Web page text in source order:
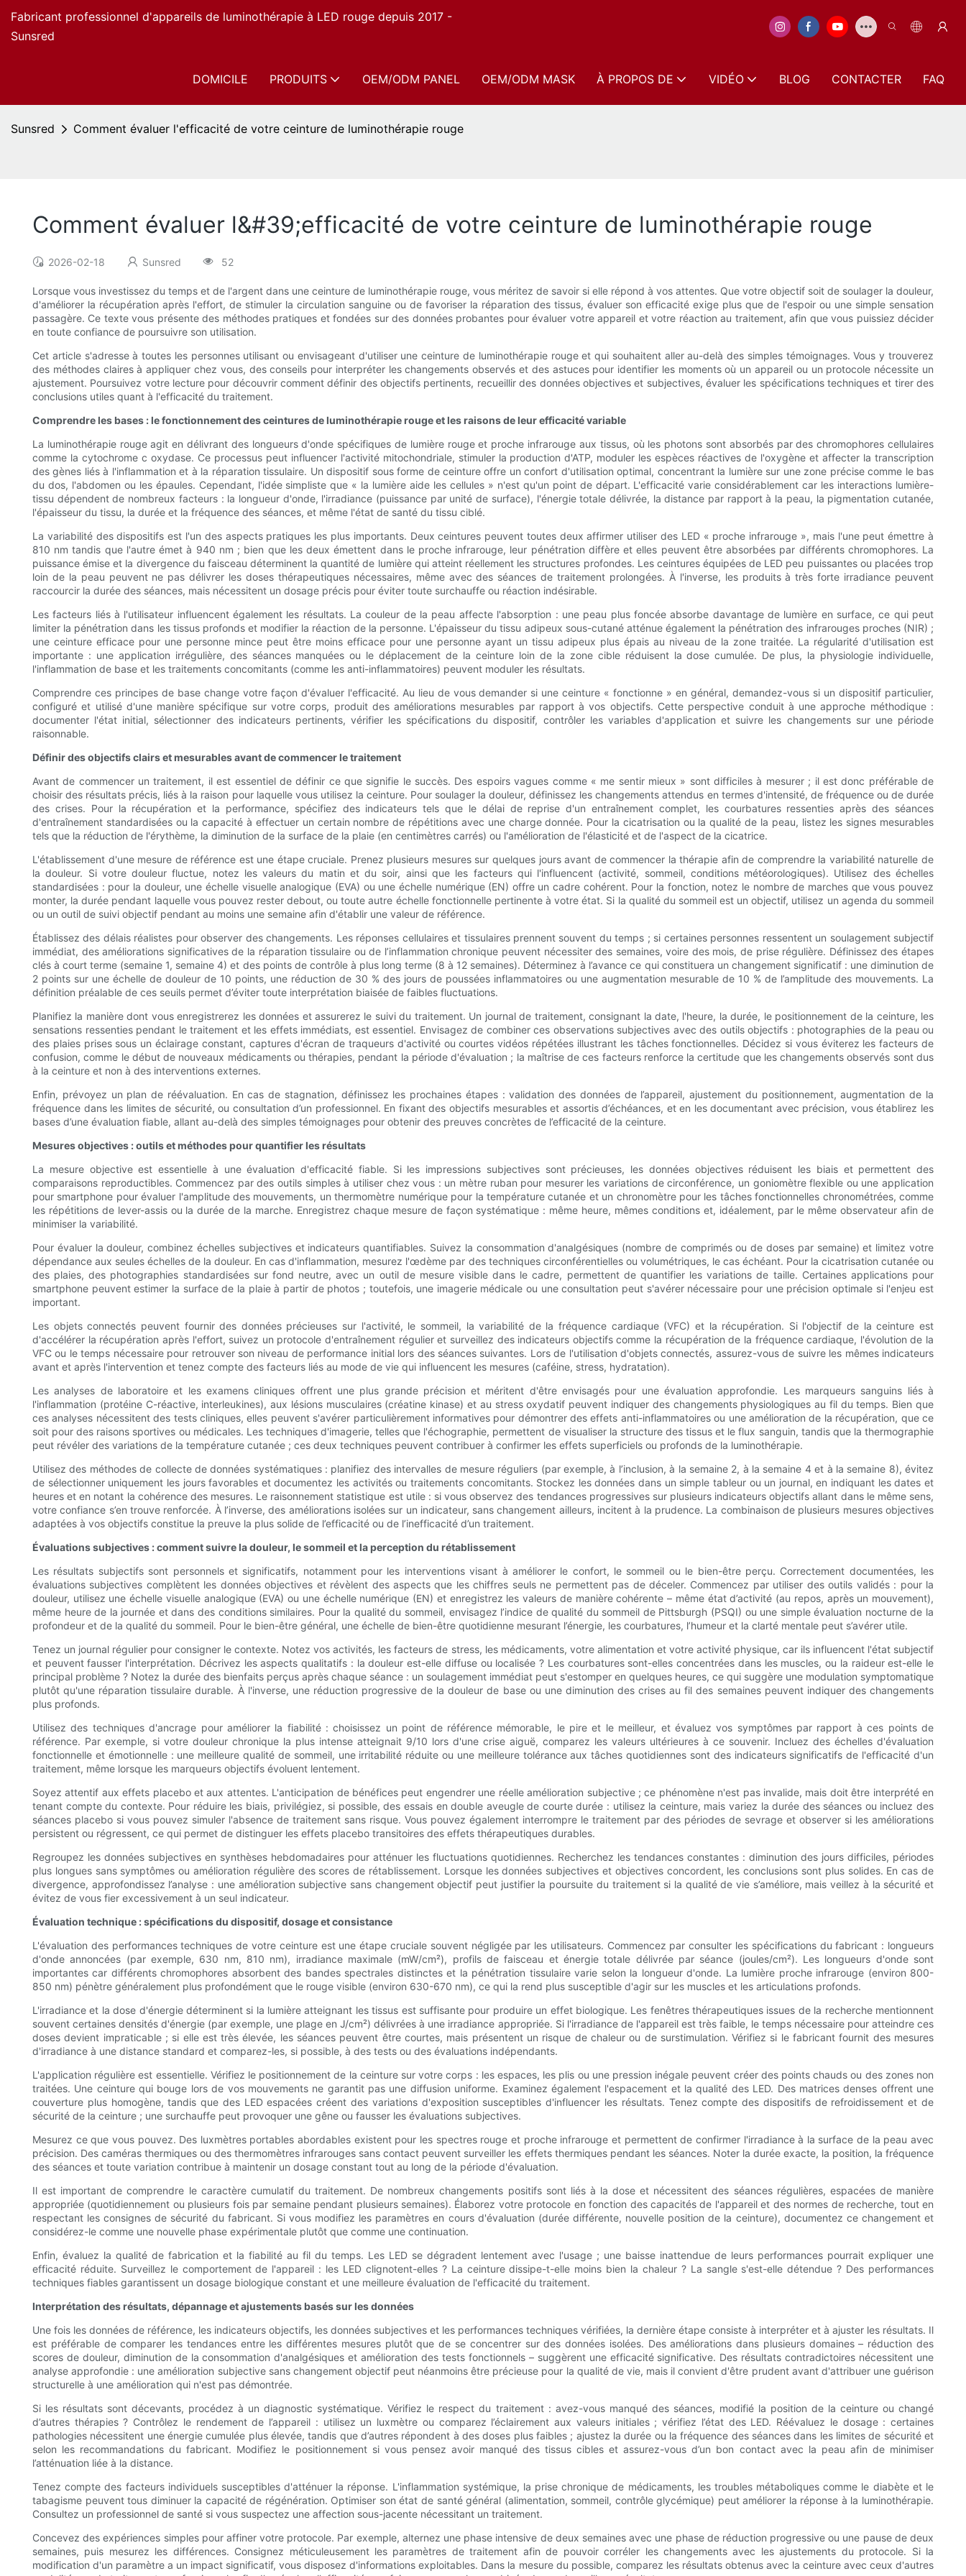
Fabricant professionnel d'appareils de luminothérapie à LED rouge depuis 2017 -
Sunsred
DOMICILE PRODUITS OEM/ODM PANEL OEM/ODM MASK À PROPOS DE VIDÉO BLOG CONTACTER FAQ
Sunsred Comment évaluer l'efficacité de votre ceinture de luminothérapie rouge
Comment évaluer l&#39;efficacité de votre ceinture de luminothérapie rouge
2026-02-18 Sunsred 52
Lorsque vous investissez du temps et de l'argent dans une ceinture de luminothérapie rouge, vous méritez de savoir si elle répond à vos attentes. Que votre objectif soit de soulager la douleur,
d'améliorer la récupération après l'effort, de stimuler la circulation sanguine ou de favoriser la réparation des tissus, évaluer son efficacité exige plus que de l'espoir ou une simple sensation
passagère. Ce texte vous présente des méthodes pratiques et fondées sur des données probantes pour évaluer votre appareil et votre réaction au traitement, afin que vous puissiez décider
en toute confiance de poursuivre son utilisation.
Cet article s'adresse à toutes les personnes utilisant ou envisageant d'utiliser une ceinture de luminothérapie rouge et qui souhaitent aller au-delà des simples témoignages. Vous y trouverez
des méthodes claires à appliquer chez vous, des conseils pour interpréter les changements observés et des astuces pour identifier les moments où un appareil ou un protocole nécessite un
ajustement. Poursuivez votre lecture pour découvrir comment définir des objectifs pertinents, recueillir des données objectives et subjectives, évaluer les spécifications techniques et tirer des
conclusions utiles quant à l'efficacité du traitement.
Comprendre les bases : le fonctionnement des ceintures de luminothérapie rouge et les raisons de leur efficacité variable
La luminothérapie rouge agit en délivrant des longueurs d'onde spécifiques de lumière rouge et proche infrarouge aux tissus, où les photons sont absorbés par des chromophores cellulaires
comme la cytochrome c oxydase. Ce processus peut influencer l'activité mitochondriale, stimuler la production d'ATP, moduler les espèces réactives de l'oxygène et affecter la transcription
des gènes liés à l'inflammation et à la réparation tissulaire. Un dispositif sous forme de ceinture offre un confort d'utilisation optimal, concentrant la lumière sur une zone précise comme le bas
du dos, l'abdomen ou les épaules. Cependant, l'idée simpliste que « la lumière aide les cellules » n'est qu'un point de départ. L'efficacité varie considérablement car les interactions lumière-
tissu dépendent de nombreux facteurs : la longueur d'onde, l'irradiance (puissance par unité de surface), l'énergie totale délivrée, la distance par rapport à la peau, la pigmentation cutanée,
l'épaisseur du tissu, la durée et la fréquence des séances, et même l'état de santé du tissu ciblé.
La variabilité des dispositifs est l'un des aspects pratiques les plus importants. Deux ceintures peuvent toutes deux affirmer utiliser des LED « proche infrarouge », mais l'une peut émettre à
810 nm tandis que l'autre émet à 940 nm ; bien que les deux émettent dans le proche infrarouge, leur pénétration diffère et elles peuvent être absorbées par différents chromophores. La
puissance émise et la divergence du faisceau déterminent la quantité de lumière qui atteint réellement les structures profondes. Les ceintures équipées de LED peu puissantes ou placées trop
loin de la peau peuvent ne pas délivrer les doses thérapeutiques nécessaires, même avec des séances de traitement prolongées. À l'inverse, les produits à très forte irradiance peuvent
raccourcir la durée des séances, mais nécessitent un dosage précis pour éviter toute surchauffe ou réaction indésirable.
Les facteurs liés à l'utilisateur influencent également les résultats. La couleur de la peau affecte l'absorption : une peau plus foncée absorbe davantage de lumière en surface, ce qui peut
limiter la pénétration dans les tissus profonds et modifier la réaction de la personne. L'épaisseur du tissu adipeux sous-cutané atténue également la pénétration des infrarouges proches (NIR) ;
une ceinture efficace pour une personne mince peut être moins efficace pour une personne ayant un tissu adipeux plus épais au niveau de la zone traitée. La régularité d'utilisation est
importante : une application irrégulière, des séances manquées ou le déplacement de la ceinture loin de la zone cible réduisent la dose cumulée. De plus, la physiologie individuelle,
l'inflammation de base et les traitements concomitants (comme les anti-inflammatoires) peuvent moduler les résultats.
Comprendre ces principes de base change votre façon d'évaluer l'efficacité. Au lieu de vous demander si une ceinture « fonctionne » en général, demandez-vous si un dispositif particulier,
configuré et utilisé d'une manière spécifique sur votre corps, produit des améliorations mesurables par rapport à vos objectifs. Cette perspective conduit à une approche méthodique :
documenter l'état initial, sélectionner des indicateurs pertinents, vérifier les spécifications du dispositif, contrôler les variables d'application et suivre les changements sur une période
raisonnable.
Définir des objectifs clairs et mesurables avant de commencer le traitement
Avant de commencer un traitement, il est essentiel de définir ce que signifie le succès. Des espoirs vagues comme « me sentir mieux » sont difficiles à mesurer ; il est donc préférable de
choisir des résultats précis, liés à la raison pour laquelle vous utilisez la ceinture. Pour soulager la douleur, définissez les changements attendus en termes d'intensité, de fréquence ou de durée
des crises. Pour la récupération et la performance, spécifiez des indicateurs tels que le délai de reprise d'un entraînement complet, les courbatures ressenties après des séances
d'entraînement standardisées ou la capacité à effectuer un certain nombre de répétitions avec une charge donnée. Pour la cicatrisation ou la qualité de la peau, listez les signes mesurables
tels que la réduction de l'érythème, la diminution de la surface de la plaie (en centimètres carrés) ou l'amélioration de l'élasticité et de l'aspect de la cicatrice.
L'établissement d'une mesure de référence est une étape cruciale. Prenez plusieurs mesures sur quelques jours avant de commencer la thérapie afin de comprendre la variabilité naturelle de
la douleur. Si votre douleur fluctue, notez les valeurs du matin et du soir, ainsi que les facteurs qui l'influencent (activité, sommeil, conditions météorologiques). Utilisez des échelles
standardisées : pour la douleur, une échelle visuelle analogique (EVA) ou une échelle numérique (EN) offre un cadre cohérent. Pour la fonction, notez le nombre de marches que vous pouvez
monter, la durée pendant laquelle vous pouvez rester debout, ou toute autre échelle fonctionnelle pertinente à votre état. Si la qualité du sommeil est un objectif, utilisez un agenda du sommeil
ou un outil de suivi objectif pendant au moins une semaine afin d'établir une valeur de référence.
Établissez des délais réalistes pour observer des changements. Les réponses cellulaires et tissulaires prennent souvent du temps ; si certaines personnes ressentent un soulagement subjectif
immédiat, des améliorations significatives de la réparation tissulaire ou de l’inflammation chronique peuvent nécessiter des semaines, voire des mois, de prise régulière. Définissez des étapes
clés à court terme (semaine 1, semaine 4) et des points de contrôle à plus long terme (8 à 12 semaines). Déterminez à l’avance ce qui constituera un changement significatif : une diminution de
2 points sur une échelle de douleur de 10 points, une réduction de 30 % des jours de poussées inflammatoires ou une augmentation mesurable de 10 % de l’amplitude des mouvements. La
définition préalable de ces seuils permet d’éviter toute interprétation biaisée de faibles fluctuations.
Planifiez la manière dont vous enregistrerez les données et assurerez le suivi du traitement. Un journal de traitement, consignant la date, l'heure, la durée, le positionnement de la ceinture, les
sensations ressenties pendant le traitement et les effets immédiats, est essentiel. Envisagez de combiner ces observations subjectives avec des outils objectifs : photographies de la peau ou
des plaies prises sous un éclairage constant, captures d'écran de traqueurs d'activité ou courtes vidéos répétées illustrant les tâches fonctionnelles. Décidez si vous éviterez les facteurs de
confusion, comme le début de nouveaux médicaments ou thérapies, pendant la période d'évaluation ; la maîtrise de ces facteurs renforce la certitude que les changements observés sont dus
à la ceinture et non à des interventions externes.
Enfin, prévoyez un plan de réévaluation. En cas de stagnation, définissez les prochaines étapes : validation des données de l’appareil, ajustement du positionnement, augmentation de la
fréquence dans les limites de sécurité, ou consultation d’un professionnel. En fixant des objectifs mesurables et assortis d’échéances, et en les documentant avec précision, vous établirez les
bases d’une évaluation fiable, allant au-delà des simples témoignages pour obtenir des preuves concrètes de l’efficacité de la ceinture.
Mesures objectives : outils et méthodes pour quantifier les résultats
La mesure objective est essentielle à une évaluation d'efficacité fiable. Si les impressions subjectives sont précieuses, les données objectives réduisent les biais et permettent des
comparaisons reproductibles. Commencez par des outils simples à utiliser chez vous : un mètre ruban pour mesurer les variations de circonférence, un goniomètre flexible ou une application
pour smartphone pour évaluer l'amplitude des mouvements, un thermomètre numérique pour la température cutanée et un chronomètre pour les tâches fonctionnelles chronométrées, comme
les répétitions de lever-assis ou la durée de la marche. Enregistrez chaque mesure de façon systématique : même heure, mêmes conditions et, idéalement, par le même observateur afin de
minimiser la variabilité.
Pour évaluer la douleur, combinez échelles subjectives et indicateurs quantifiables. Suivez la consommation d'analgésiques (nombre de comprimés ou de doses par semaine) et limitez votre
dépendance aux seules échelles de la douleur. En cas d'inflammation, mesurez l'œdème par des techniques circonférentielles ou volumétriques, le cas échéant. Pour la cicatrisation cutanée ou
des plaies, des photographies standardisées sur fond neutre, avec un outil de mesure visible dans le cadre, permettent de quantifier les variations de taille. Certaines applications pour
smartphone peuvent estimer la surface de la plaie à partir de photos ; toutefois, une imagerie médicale ou une consultation peut s'avérer nécessaire pour une précision optimale si l'enjeu est
important.
Les objets connectés peuvent fournir des données précieuses sur l'activité, le sommeil, la variabilité de la fréquence cardiaque (VFC) et la récupération. Si l'objectif de la ceinture est
d'accélérer la récupération après l'effort, suivez un protocole d'entraînement régulier et surveillez des indicateurs objectifs comme la récupération de la fréquence cardiaque, l'évolution de la
VFC ou le temps nécessaire pour retrouver son niveau de performance initial lors des séances suivantes. Lors de l'utilisation d'objets connectés, assurez-vous de suivre les mêmes indicateurs
avant et après l'intervention et tenez compte des facteurs liés au mode de vie qui influencent les mesures (caféine, stress, hydratation).
Les analyses de laboratoire et les examens cliniques offrent une plus grande précision et méritent d'être envisagés pour une évaluation approfondie. Les marqueurs sanguins liés à
l'inflammation (protéine C-réactive, interleukines), aux lésions musculaires (créatine kinase) et au stress oxydatif peuvent indiquer des changements physiologiques au fil du temps. Bien que
ces analyses nécessitent des tests cliniques, elles peuvent s'avérer particulièrement informatives pour démontrer des effets anti-inflammatoires ou une amélioration de la récupération, que ce
soit pour des raisons sportives ou médicales. Les techniques d'imagerie, telles que l'échographie, permettent de visualiser la structure des tissus et le flux sanguin, tandis que la thermographie
peut révéler des variations de la température cutanée ; ces deux techniques peuvent contribuer à confirmer les effets superficiels ou profonds de la luminothérapie.
Utilisez des méthodes de collecte de données systématiques : planifiez des intervalles de mesure réguliers (par exemple, à l’inclusion, à la semaine 2, à la semaine 4 et à la semaine 8), évitez
de sélectionner uniquement les jours favorables et documentez les activités ou traitements concomitants. Stockez les données dans un simple tableur ou un journal, en indiquant les dates et
heures et en notant la cohérence des mesures. Le raisonnement statistique est utile : si vous observez des tendances progressives sur plusieurs indicateurs objectifs allant dans le même sens,
votre confiance s’en trouve renforcée. À l’inverse, des améliorations isolées sur un indicateur, sans changement ailleurs, incitent à la prudence. La combinaison de plusieurs mesures objectives
adaptées à vos objectifs constitue la preuve la plus solide de l’efficacité ou de l’inefficacité d’un traitement.
Évaluations subjectives : comment suivre la douleur, le sommeil et la perception du rétablissement
Les résultats subjectifs sont personnels et significatifs, notamment pour les interventions visant à améliorer le confort, le sommeil ou le bien-être perçu. Correctement documentées, les
évaluations subjectives complètent les données objectives et révèlent des aspects que les chiffres seuls ne permettent pas de déceler. Commencez par utiliser des outils validés : pour la
douleur, utilisez une échelle visuelle analogique (EVA) ou une échelle numérique (EN) et enregistrez les valeurs de manière cohérente – même état d’activité (au repos, après un mouvement),
même heure de la journée et dans des conditions similaires. Pour la qualité du sommeil, envisagez l’indice de qualité du sommeil de Pittsburgh (PSQI) ou une simple évaluation nocturne de la
profondeur et de la qualité du sommeil. Pour le bien-être général, une échelle de bien-être quotidienne mesurant l’énergie, les courbatures, l’humeur et la clarté mentale peut s’avérer utile.
Tenez un journal régulier pour consigner le contexte. Notez vos activités, les facteurs de stress, les médicaments, votre alimentation et votre activité physique, car ils influencent l'état subjectif
et peuvent fausser l'interprétation. Décrivez les aspects qualitatifs : la douleur est-elle diffuse ou localisée ? Les courbatures sont-elles concentrées dans les muscles, ou la raideur est-elle le
principal problème ? Notez la durée des bienfaits perçus après chaque séance : un soulagement immédiat peut s'estomper en quelques heures, ce qui suggère une modulation symptomatique
plutôt qu'une réparation tissulaire durable. À l'inverse, une réduction progressive de la douleur de base ou une diminution des crises au fil des semaines peuvent indiquer des changements
plus profonds.
Utilisez des techniques d'ancrage pour améliorer la fiabilité : choisissez un point de référence mémorable, le pire et le meilleur, et évaluez vos symptômes par rapport à ces points de
référence. Par exemple, si votre douleur chronique la plus intense atteignait 9/10 lors d'une crise aiguë, comparez les valeurs ultérieures à ce souvenir. Incluez des échelles d'évaluation
fonctionnelle et émotionnelle : une meilleure qualité de sommeil, une irritabilité réduite ou une meilleure tolérance aux tâches quotidiennes sont des indicateurs significatifs de l'efficacité d'un
traitement, même lorsque les marqueurs objectifs évoluent lentement.
Soyez attentif aux effets placebo et aux attentes. L'anticipation de bénéfices peut engendrer une réelle amélioration subjective ; ce phénomène n'est pas invalide, mais doit être interprété en
tenant compte du contexte. Pour réduire les biais, privilégiez, si possible, des essais en double aveugle de courte durée : utilisez la ceinture, mais variez la durée des séances ou incluez des
séances placebo si vous pouvez simuler l'absence de traitement sans risque. Vous pouvez également interrompre le traitement par des périodes de sevrage et observer si les améliorations
persistent ou régressent, ce qui permet de distinguer les effets placebo transitoires des effets thérapeutiques durables.
Regroupez les données subjectives en synthèses hebdomadaires pour atténuer les fluctuations quotidiennes. Recherchez les tendances constantes : diminution des jours difficiles, périodes
plus longues sans symptômes ou amélioration régulière des scores de rétablissement. Lorsque les données subjectives et objectives concordent, les conclusions sont plus solides. En cas de
divergence, approfondissez l’analyse : une amélioration subjective sans changement objectif peut justifier la poursuite du traitement si la qualité de vie s’améliore, mais veillez à la sécurité et
évitez de vous fier excessivement à un seul indicateur.
Évaluation technique : spécifications du dispositif, dosage et consistance
L'évaluation des performances techniques de votre ceinture est une étape cruciale souvent négligée par les utilisateurs. Commencez par consulter les spécifications du fabricant : longueurs
d'onde annoncées (par exemple, 630 nm, 810 nm), irradiance maximale (mW/cm²), profils de faisceau et énergie totale délivrée par séance (joules/cm²). Les longueurs d'onde sont
importantes car différents chromophores absorbent des bandes spectrales distinctes et la pénétration tissulaire varie selon la longueur d'onde. La lumière proche infrarouge (environ 800-
850 nm) pénètre généralement plus profondément que le rouge visible (environ 630-670 nm), ce qui la rend plus susceptible d'agir sur les muscles et les articulations profonds.
L'irradiance et la dose d'énergie déterminent si la lumière atteignant les tissus est suffisante pour produire un effet biologique. Les fenêtres thérapeutiques issues de la recherche mentionnent
souvent certaines densités d'énergie (par exemple, une plage en J/cm²) délivrées à une irradiance appropriée. Si l'irradiance de l'appareil est très faible, le temps nécessaire pour atteindre ces
doses devient impraticable ; si elle est très élevée, les séances peuvent être courtes, mais présentent un risque de chaleur ou de surstimulation. Vérifiez si le fabricant fournit des mesures
d'irradiance à une distance standard et comparez-les, si possible, à des tests ou des évaluations indépendants.
L'application régulière est essentielle. Vérifiez le positionnement de la ceinture sur votre corps : les espaces, les plis ou une pression inégale peuvent créer des points chauds ou des zones non
traitées. Une ceinture qui bouge lors de vos mouvements ne garantit pas une diffusion uniforme. Examinez également l'espacement et la qualité des LED. Des matrices denses offrent une
couverture plus homogène, tandis que des LED espacées créent des variations d'exposition susceptibles d'influencer les résultats. Tenez compte des dispositifs de refroidissement et de
sécurité de la ceinture ; une surchauffe peut provoquer une gêne ou fausser les évaluations subjectives.
Mesurez ce que vous pouvez. Des luxmètres portables abordables existent pour les spectres rouge et proche infrarouge et permettent de confirmer l'irradiance à la surface de la peau avec
précision. Des caméras thermiques ou des thermomètres infrarouges sans contact peuvent surveiller les effets thermiques pendant les séances. Noter la durée exacte, la position, la fréquence
des séances et toute variation contribue à maintenir un dosage constant tout au long de la période d'évaluation.
Il est important de comprendre le caractère cumulatif du traitement. De nombreux changements positifs sont liés à la dose et nécessitent des séances régulières, espacées de manière
appropriée (quotidiennement ou plusieurs fois par semaine pendant plusieurs semaines). Élaborez votre protocole en fonction des capacités de l'appareil et des normes de recherche, tout en
respectant les consignes de sécurité du fabricant. Si vous modifiez les paramètres en cours d'évaluation (durée différente, nouvelle position de la ceinture), documentez ce changement et
considérez-le comme une nouvelle phase expérimentale plutôt que comme une continuation.
Enfin, évaluez la qualité de fabrication et la fiabilité au fil du temps. Les LED se dégradent lentement avec l'usage ; une baisse inattendue de leurs performances pourrait expliquer une
efficacité réduite. Surveillez le comportement de l'appareil : les LED clignotent-elles ? La ceinture dissipe-t-elle moins bien la chaleur ? La sangle s'est-elle détendue ? Des performances
techniques fiables garantissent un dosage biologique constant et une meilleure évaluation de l'efficacité du traitement.
Interprétation des résultats, dépannage et ajustements basés sur les données
Une fois les données de référence, les indicateurs objectifs, les données subjectives et les performances techniques vérifiées, la dernière étape consiste à interpréter et à ajuster les résultats. Il
est préférable de comparer les tendances entre les différentes mesures plutôt que de se concentrer sur des données isolées. Des améliorations dans plusieurs domaines – réduction des
scores de douleur, diminution de la consommation d'analgésiques et amélioration des tests fonctionnels – suggèrent une efficacité significative. Des résultats contradictoires nécessitent une
analyse approfondie : une amélioration subjective sans changement objectif peut néanmoins être précieuse pour la qualité de vie, mais il convient d'être prudent avant d'attribuer une guérison
structurelle à une amélioration qui n'est pas démontrée.
Si les résultats sont décevants, procédez à un diagnostic systématique. Vérifiez le respect du traitement : avez-vous manqué des séances, modifié la position de la ceinture ou changé
d’autres thérapies ? Contrôlez le rendement de l’appareil : utilisez un luxmètre ou comparez l’éclairement aux valeurs initiales ; vérifiez l’état des LED. Réévaluez le dosage : certaines
pathologies nécessitent une énergie cumulée plus élevée, tandis que d’autres répondent à des doses plus faibles ; ajustez la durée ou la fréquence des séances dans les limites de sécurité et
selon les recommandations du fabricant. Modifiez le positionnement si vous pensez avoir manqué des tissus cibles et assurez-vous d’un bon contact avec la peau afin de minimiser
l’atténuation liée à la distance.
Tenez compte des facteurs individuels susceptibles d'atténuer la réponse. L'inflammation systémique, la prise chronique de médicaments, les troubles métaboliques comme le diabète et le
tabagisme peuvent tous diminuer la capacité de régénération. Optimiser son état de santé général (alimentation, sommeil, contrôle glycémique) peut améliorer la réponse à la luminothérapie.
Consultez un professionnel de santé si vous suspectez une affection sous-jacente nécessitant un traitement.
Concevez des expériences simples pour affiner votre protocole. Par exemple, alternez une phase intensive de deux semaines avec une phase de réduction progressive ou une pause de deux
semaines, puis mesurez les différences. Consignez méticuleusement les paramètres de traitement afin de pouvoir corréler les changements avec les ajustements du protocole. Si la
modification d'un paramètre a un impact significatif, vous disposez d'informations exploitables. Dans la mesure du possible, comparez les résultats obtenus avec la ceinture avec ceux d'autres